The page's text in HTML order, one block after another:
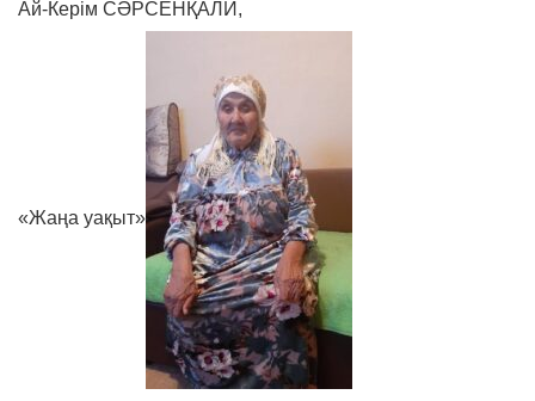
Ай-Керім СӘРСЕНҚАЛИ,
«Жаңа уақыт»